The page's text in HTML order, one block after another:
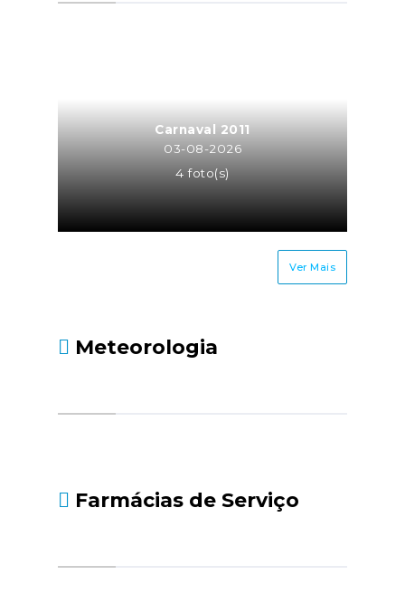
independente é equiparado a
TCO, sendo os seus honorários
recebidos pela atividade
independentes.Até quando
Declaração Modelo 3 de
social.pt/noticias/-/asset_publisher/
Carnaval 2011
03-08-2026
4 foto(s)
Ver Mais
Meteorologia
Farmácias de Serviço